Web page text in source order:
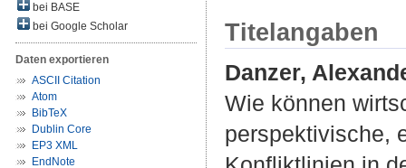
bei BASE
bei Google Scholar
Daten exportieren
ASCII Citation
Atom
BibTeX
Dublin Core
EP3 XML
EndNote
Titelangaben
Danzer,
Wie können
perspektivische,